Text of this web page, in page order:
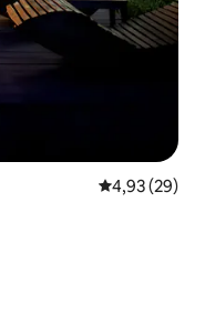
Évaluation
4,93 (29)